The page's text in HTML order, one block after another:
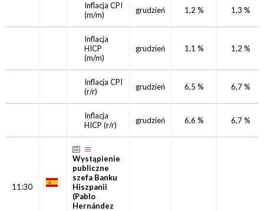
Inflacja CPI
(m/m)
grudzień 1,2 % 1,3 %
Inflacja
HICP
(m/m)
grudzień 1,1 % 1,2 %
Inflacja CPI
(r/r)
grudzień 6,5 % 6,7 %
Inflacja
HICP (r/r) grudzień 6,6 % 6,7 %
11:30
Wystąpienie
publiczne
szefa Banku
Hiszpanii
(Pablo
Hernández